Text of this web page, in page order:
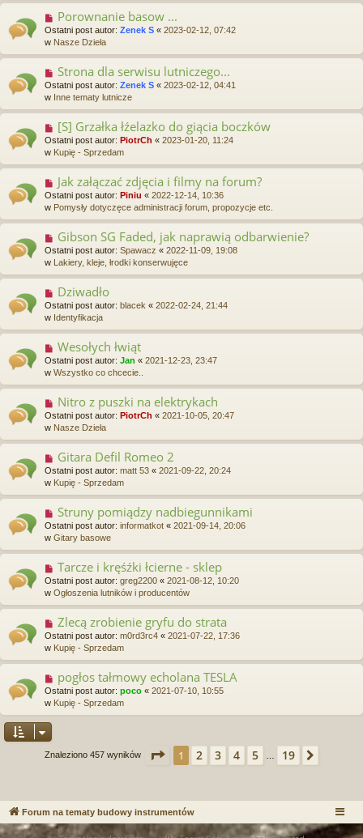
o
s
t
N
o
w
o
s
t
Porownanie basow ...
Ostatni post autor: Zenek S « 2023-02-12, 07:42
w Nasze Dzieła
N
o
w
s
t
Strona dla serwisu lutniczego...
Ostatni post autor: Zenek S « 2023-02-12, 04:41
w Inne tematy lutnicze
N
o
w
s
t
[S] Grzałka łźelazko do giącia boczków
Ostatni post autor: PiotrCh « 2023-01-20, 11:24
w Kupię - Sprzedam
N
o
w
o
s
t
Jak załączać zdjęcia i filmy na forum?
Ostatni post autor: Piniu « 2022-12-14, 10:36
w Pomysły dotyczęce administracji forum, propozycje etc.
N
o
w
o
s
t
Gibson SG Faded, jak naprawią odbarwienie?
Ostatni post autor: Spawacz « 2022-11-09, 19:08
w
Lakiery, kleje, łrodki konserwujęce
N
o
w
o
s
t
Dziwadło
Ostatni post autor: blacek « 2022-02-24, 21:44
w Identyfikacja
N
o
w
o
s
t
Wesołych łwiąt
Ostatni post autor: Jan « 2021-12-23, 23:47
w Wszystko co chcecie..
N
o
w
o
s
t
Nitro z puszki na elektrykach
Ostatni post autor: PiotrCh « 2021-10-05, 20:47
w Nasze Dzieła
N
o
w
o
s
t
Gitara Defil Romeo 2
Ostatni post autor: matt 53 « 2021-09-22, 20:24
w Kupię - Sprzedam
N
o
w
s
t
Struny pomiądzy nadbiegunnikami
Ostatni post autor: informatkot « 2021-09-14, 20:06
w Gitary basowe
N
o
w
o
s
t
Tarcze i kręśźki łcierne - sklep
Ostatni post autor: greg2200 « 2021-08-12, 10:20
w Ogłoszenia lutników i producentów
N
o
w
s
t
Zlecą zrobienie gryfu do strata
Ostatni post autor: m0rd3rc4 « 2021-07-22, 17:36
w Kupię - Sprzedam
N
o
w
t
pogłos tałmowy echolana TESLA
Ostatni post autor: poco « 2021-07-10, 10:55
w Kupię - Sprzedam
Znaleziono 457 wyników Strona z 19
1 2 3 4 5 19
Forum na tematy budowy instrumentów